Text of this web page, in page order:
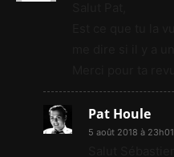
Pat Houle
5 août 2018 à 23h01